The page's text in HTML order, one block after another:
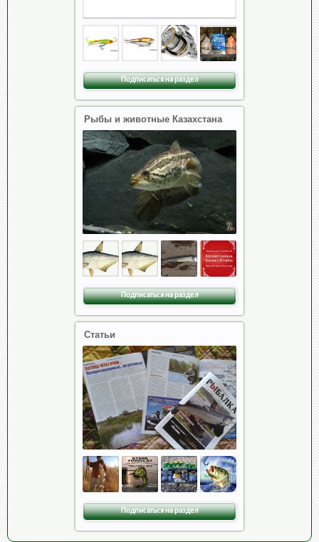
Подписаться на раздел
Рыбы и животные Казахстана
Подписаться на раздел
Статьи
Подписаться на раздел